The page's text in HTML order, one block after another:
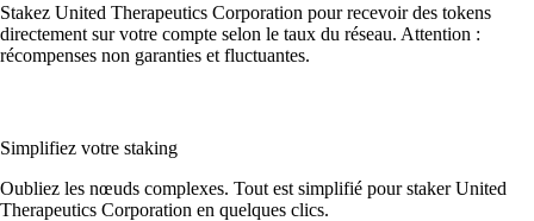
Stakez United Therapeutics Corporation pour recevoir des tokens
directement sur votre compte selon le taux du réseau. Attention :
récompenses non garanties et fluctuantes.
Simplifiez votre staking
Oubliez les nœuds complexes. Tout est simplifié pour staker United
Therapeutics Corporation en quelques clics.